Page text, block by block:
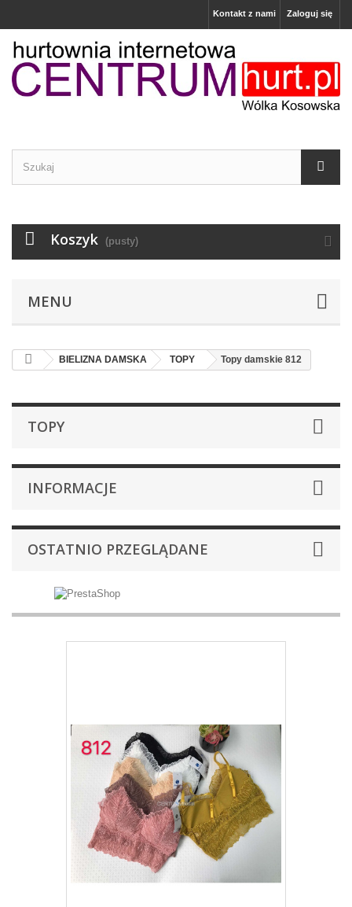
Zaloguj się
Kontakt z nami
Koszyk (pusty)
MENU
BIELIZNA DAMSKA TOPY Topy damskie 812
TOPY
INFORMACJE
OSTATNIO PRZEGLĄDANE